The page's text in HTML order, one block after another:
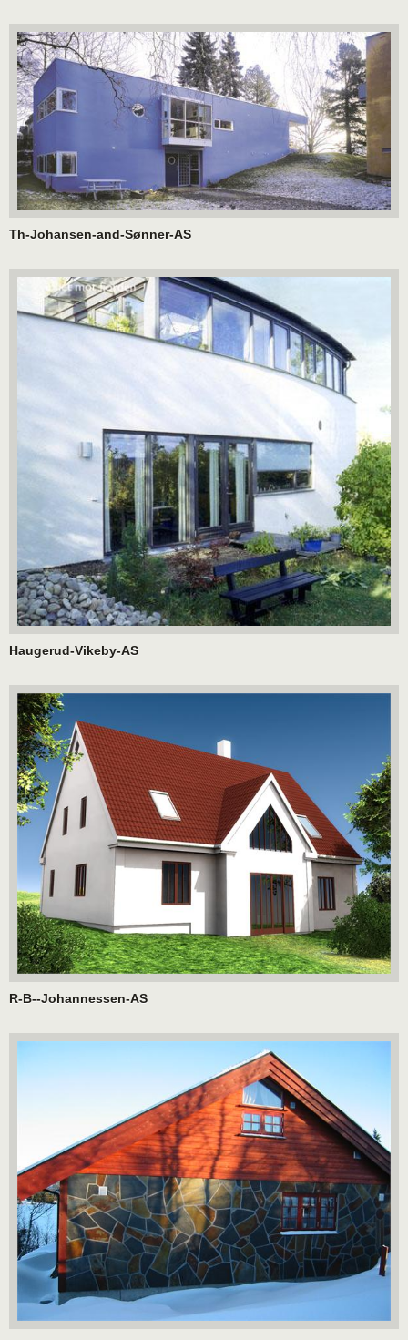
Th-Johansen-and-Sønner-AS
Haugerud-Vikeby-AS
R-B--Johannessen-AS